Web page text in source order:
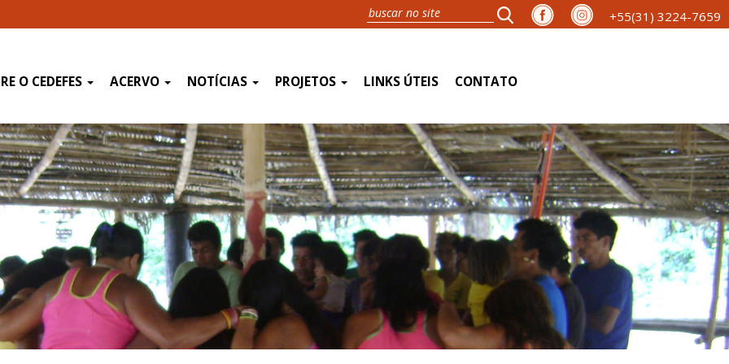
+55(31) 3224-7659
O CEDEFES ACERVO NOTÍCIAS PROJETOS LINKS ÚTEIS CONTATO